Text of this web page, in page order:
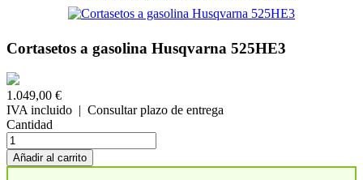
Cortasetos a gasolina Husqvarna 525HE3
1.049,00 €
IVA incluido | Consultar plazo de entrega
Cantidad
Añadir al carrito